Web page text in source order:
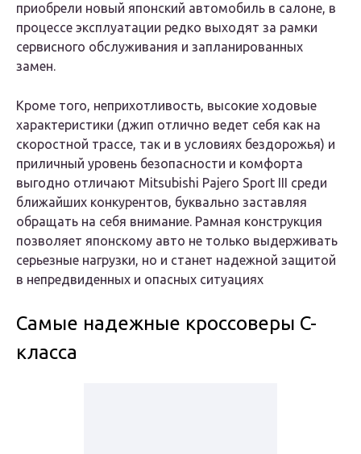
приобрели новый японский автомобиль в салоне, в
процессе эксплуатации редко выходят за рамки
сервисного обслуживания и запланированных
замен.
Кроме того, неприхотливость, высокие ходовые
характеристики (джип отлично ведет себя как на
скоростной трассе, так и в условиях бездорожья) и
приличный уровень безопасности и комфорта
выгодно отличают Mitsubishi Pajero Sport III среди
ближайших конкурентов, буквально заставляя
обращать на себя внимание. Рамная конструкция
позволяет японскому авто не только выдерживать
серьезные нагрузки, но и станет надежной защитой
в непредвиденных и опасных ситуациях
Самые надежные кроссоверы C-
класса